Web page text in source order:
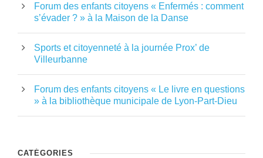
Forum des enfants citoyens « Enfermés : comment
s’évader ? » à la Maison de la Danse
Sports et citoyenneté à la journée Prox’ de
Villeurbanne
Forum des enfants citoyens « Le livre en questions
» à la bibliothèque municipale de Lyon-Part-Dieu
CATÉGORIES